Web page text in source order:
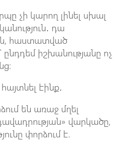
չի կարող լինել սխալ
դա
հաստատված
ընդդեմ իշխանությանը ոչ
էինք․
են առաջ մղել
վարկածը,
փորձում է.